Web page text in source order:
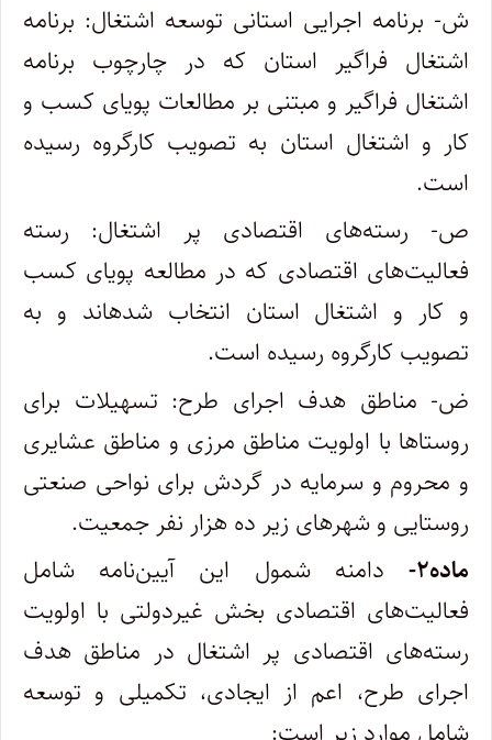
ش- برنامه اجرایی استانی توسعه اشتغال: برنامه
اشتغال فراگیر استان که در چارچوب برنامه
اشتغال فراگیر و مبتنی بر مطالعات پویای کسب و
کار و اشتغال استان به تصویب کارگروه رسیده
است.
ص- رسته‌های اقتصادی پر اشتغال: رسته
فعالیت‌های اقتصادی که در مطالعه پویای کسب
و کار و اشتغال استان انتخاب شدهاند و به
تصویب کارگروه رسیده است.
ض- مناطق هدف اجرای طرح: تسهیلات برای
روستاها با اولویت مناطق مرزی و مناطق عشایری
و محروم و سرمایه در گردش برای نواحی صنعتی
روستایی و شهرهای زیر ده هزار نفر جمعیت.
ماده۲-
دامنه شمول این آیین‌نامه شامل
فعالیت‌های اقتصادی بخش غیردولتی با اولویت
رسته‌های اقتصادی پر اشتغال در مناطق هدف
اجرای طرح، اعم از ایجادی، تکمیلی و توسعه